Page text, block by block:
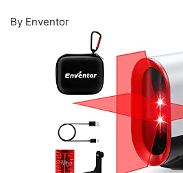
By Enventor